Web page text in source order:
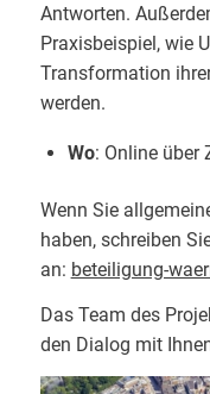
Antworten.
Praxisbeispiel, wie
Transformation
werden.
Wo: Online über
Wenn Sie
haben, schreiben
an: beteiligung-
Das Team des
den Dialog mit